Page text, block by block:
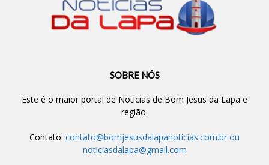
SOBRE NÓS
Este é o maior portal de Noticias de Bom Jesus da Lapa e
região.
Contato: contato@bomjesusdalapanoticias.com.br ou
noticiasdalapa@gmail.com